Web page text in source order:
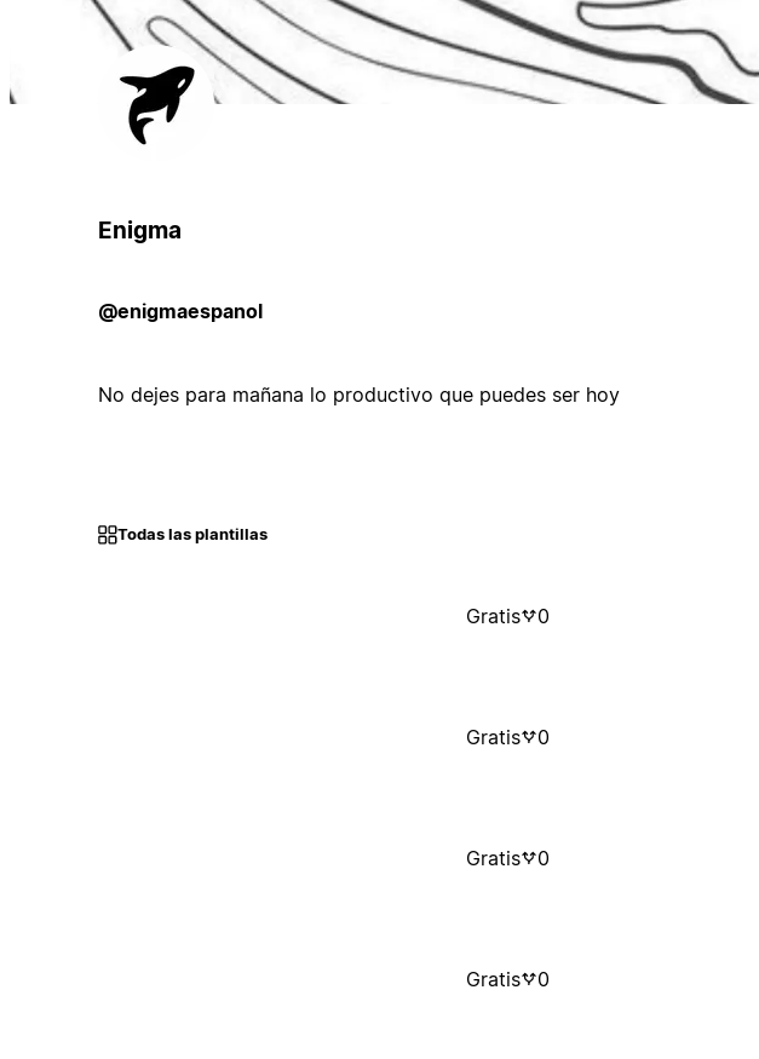
Enigma
@enigmaespanol
No dejes para mañana lo productivo que puedes ser hoy
Todas las plantillas
Gratis 0
Gratis 0
Gratis 0
Gratis 0